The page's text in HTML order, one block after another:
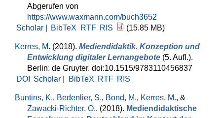
Abgerufen von
https://www.waxmann.com/buch3652
Scholar |
BibTeX RTF RIS (15.85 MB)
Kerres, M. (2018). Mediendidaktik. Konzeption und
Entwicklung digitaler Lernangebote (5. Aufl.).
Berlin: de Gruyter. doi:10.1515/9783110456837
DOI
Scholar | BibTeX RTF RIS
Buntins, K., Bedenlier, S., Bond, M., Kerres, M., &
Zawacki-Richter, O.. (2018). Mediendidaktische